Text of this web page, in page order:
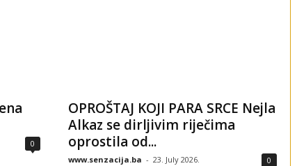
0
OPROŠTAJ KOJI PARA SRCE Nejla
Alkaz se dirljivim riječima
oprostila od...
www.senzacija.ba - 23. July 2026. 0